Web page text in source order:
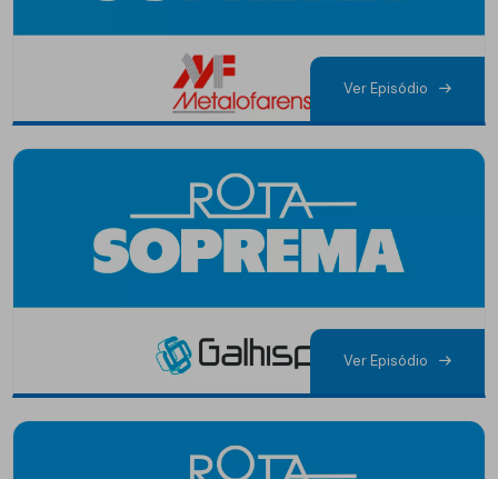
Ver Episódio
Ver Episódio